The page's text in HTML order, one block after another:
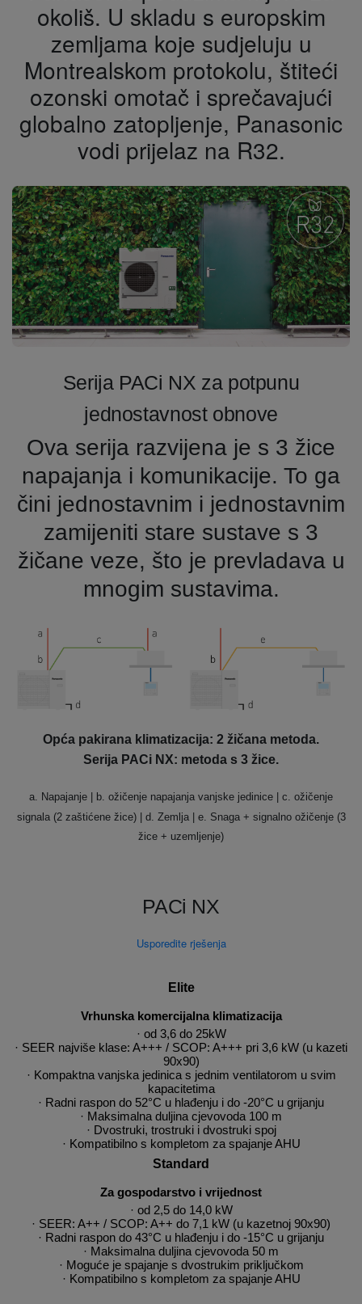
okoliš. U skladu s europskim
zemljama koje sudjeluju u
Montrealskom protokolu, štiteći
ozonski omotač i sprečavajući
globalno zatopljenje, Panasonic
vodi prijelaz na R32.
Serija PACi NX za potpunu
jednostavnost obnove
Ova serija razvijena je s 3 žice
napajanja i komunikacije. To ga
čini jednostavnim i jednostavnim
zamijeniti stare sustave s 3
žičane veze, što je prevladava u
mnogim sustavima.
Opća pakirana klimatizacija: 2 žičana metoda.
Serija PACi NX: metoda s 3 žice.
a. Napajanje | b. ožičenje napajanja vanjske jedinice
| c. ožičenje
signala (2 zaštićene žice) | d. Zemlja | e. Snaga + signalno ožičenje (3
žice + uzemljenje)
PACi NX
Usporedite rješenja
Elite
Vrhunska komercijalna klimatizacija
· od 3,6 do 25kW
· SEER najviše klase: A+++ / SCOP: A+++ pri 3,6 kW (u kazeti
90x90)
· Kompaktna vanjska jedinica s jednim ventilatorom u svim
kapacitetima
· Radni raspon do 52°C u hlađenju i do -20°C u grijanju
· Maksimalna duljina cjevovoda 100 m
· Dvostruki, trostruki i dvostruki spoj
· Kompatibilno s kompletom za spajanje AHU
Standard
Za gospodarstvo i vrijednost
· od 2,5 do 14,0 kW
· SEER: A++ / SCOP: A++ do 7,1 kW (u kazetnoj 90x90)
· Radni raspon do 43°C u hlađenju i do -15°C u grijanju
· Maksimalna duljina cjevovoda 50 m
· Moguće je spajanje s dvostrukim priključkom
· Kompatibilno s kompletom za spajanje AHU